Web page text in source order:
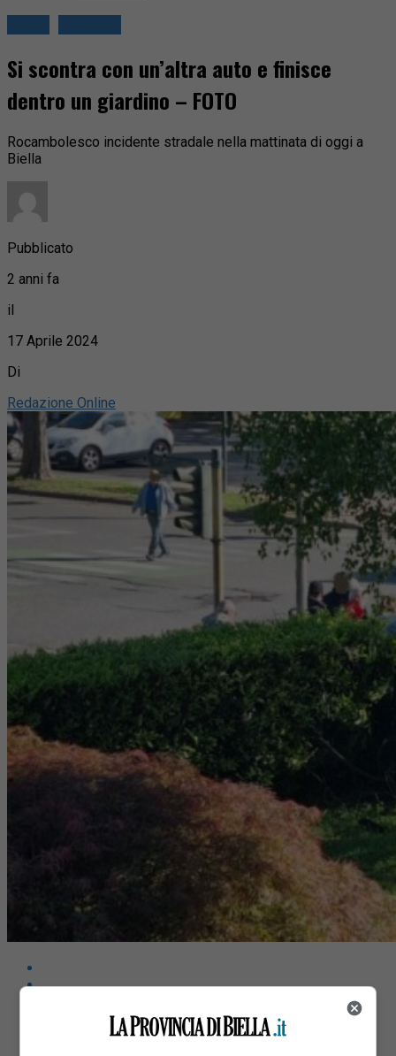
Si scontra con un’altra auto e finisce
dentro un giardino – FOTO
Rocambolesco incidente stradale nella mattinata di oggi a
Biella
Pubblicato
2 anni fa
il
17 Aprile 2024
Di
Redazione Online